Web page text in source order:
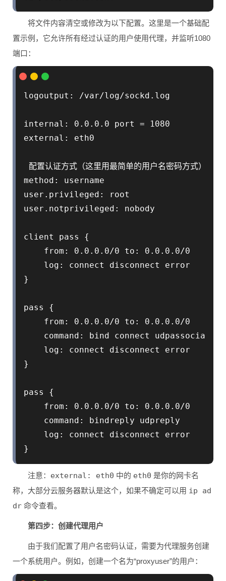
将文件内容清空或修改为以下配置。这里是一个基础配
置示例，它允许所有经过认证的用户使用代理，并监听1080
端口：
logoutput: /var/log/sockd.log
internal: 0.0.0.0 port = 1080
external: eth0
配置认证方式（这里用最简单的用户名密码方式）
method: username
user.privileged: root
user.notprivileged: nobody
client pass {
    from: 0.0.0.0/0 to: 0.0.0.0/0
    log: connect disconnect error
}
pass {
    from: 0.0.0.0/0 to: 0.0.0.0/0
    command: bind connect udpassociate
    log: connect disconnect error
}
pass {
    from: 0.0.0.0/0 to: 0.0.0.0/0
    command: bindreply udpreply
    log: connect disconnect error
注意： external: eth0 中的 eth0 是你的网卡名
称，大部分云服务器默认是这个，如果不确定可以用 ip ad
dr 命令查看。
第四步：创建代理用户
由于我们配置了用户名密码认证，需要为代理服务创建
一个系统用户。例如，创建一个名为“proxyuser”的用户：